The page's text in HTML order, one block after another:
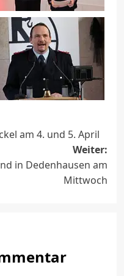
am 4. und 5. April
Weiter:
in Dedenhausen am
Mittwoch